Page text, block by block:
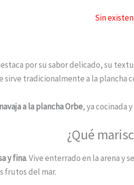
Sin
por su sabor delicado, su
sirve tradicionalmente a la
navaja a la plancha Orbe, ya cocinada
¿Qué
y fina. Vive enterrado en la arena y
frutos del mar.